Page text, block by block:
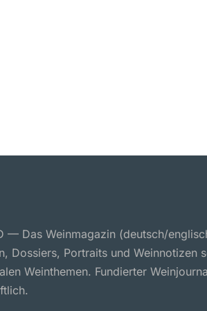
— Das Weinmagazin (deutsch/
Dossiers, Portraits und Weinnotizen
Weinthemen. Fundierter